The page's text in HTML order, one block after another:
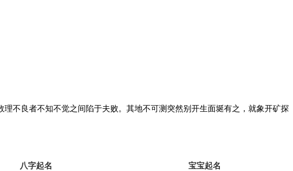
良者不知不觉之间陷于夫败。其地不可测突然别开生面埏有之，就象开矿探
八字起名 宝宝起名